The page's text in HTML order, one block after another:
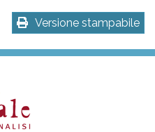
Versione stampabile